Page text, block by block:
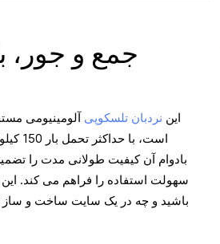
جمع و جور،
این نردبان تلسکوپی آلومینیومی
بادوام آن کیفیت طولانی مدت را
سهولت استفاده را فراهم می کند.
باشید و چه در یک سایت ساخت و ساز